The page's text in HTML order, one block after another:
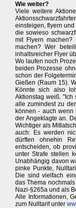
Wie weiter?
Viele weitere
einsteigen, flyern
die sowieso
mit Flyern machen?
machen? Wer
inhaltsreicher Flyer
Wo laufen noch
beiden Prozesse
schon der
Gießen (Raum 15).
Könnte sich also
Aktionstag weiß. "Ich
alle zumindest zu
können - auch
der Angeklagte an.
Wichtiger als
auch: Es werden
dürften ohnehin
entscheiden, ob
unter Strafe stellen
Unabhängig davon
pinke Punkte,
Die sind vielfach
das Thema
Nazi-§265a und als
Alle Informationen,
zum Nulltarif unter